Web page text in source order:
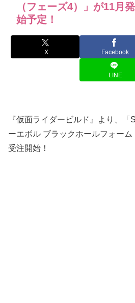
（フェーズ4）」が11月
始予定！
X Facebook
LINE
『仮面ライダービルド』より、
ーエボル ブラックホールフォー
受注開始！